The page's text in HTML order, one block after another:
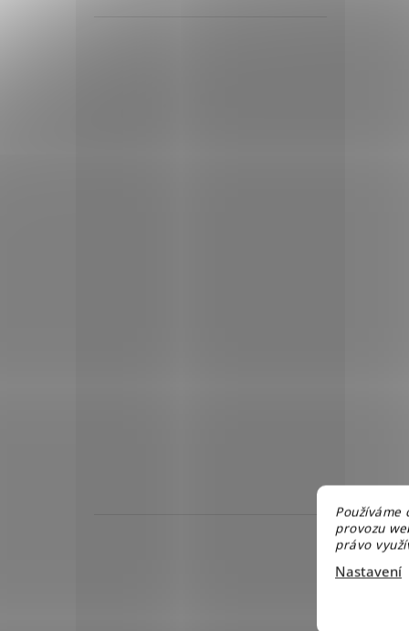
Používáme
provozu
právo
Nastavení